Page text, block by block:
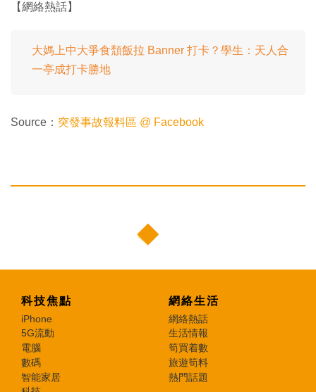
【網絡熱話】
大媽上中大爭食頹飯拉 Banner 打卡？學生：天人合
一亭成打卡勝地
Source： 突發事故報料區 @ Facebook
科技焦點
iPhone
5G流動
電腦
數碼
智能家居
網絡生活
網絡熱話
生活情報
筍買着數
旅遊筍料
熱門話題